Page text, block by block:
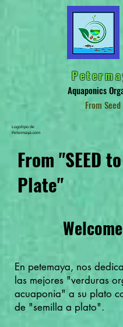
Logotipo de
Petermaya.com
Aquaponics
From
Welcome
En petemaya, nos
las mejores "verduras
acuaponia" a su plato
de "semilla a plato".
From "SEED to
Plate"